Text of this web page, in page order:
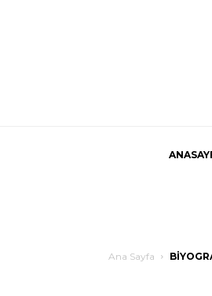
Ana Sayfa